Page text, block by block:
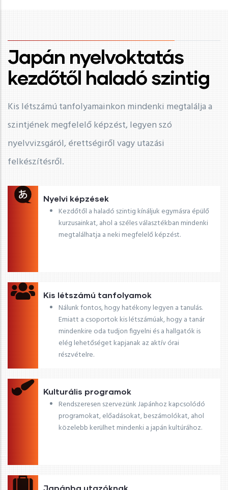
Japán nyelvoktatás
kezdőtől haladó szintig
Kis létszámú tanfolyamainkon mindenki megtalálja a
szintjének megfelelő képzést, legyen szó
nyelvvizsgáról, érettségiről vagy utazási
felkészítésről.
Nyelvi képzések
Kezdőtől a haladó szintig kínáljuk egymásra épülő
kurzusainkat, ahol a széles választékban mindenki
megtalálhatja a neki megfelelő képzést.
Kis létszámú tanfolyamok
Nálunk fontos, hogy hatékony legyen a tanulás.
Emiatt a csoportok kis létszámúak, hogy a tanár
mindenkire oda tudjon figyelni és a hallgatók is
elég lehetőséget kapjanak az aktív órai
részvételre.
Kulturális programok
Rendszeresen szervezünk Japánhoz kapcsolódó
programokat, előadásokat, beszámolókat, ahol
közelebb kerülhet mindenki a japán kultúrához.
Japánba utazóknak